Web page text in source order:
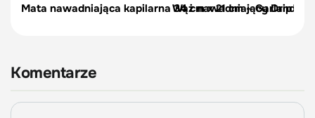
Mata nawadniająca kapilarna 34 cm x 21 cm – Garland
Wąż nawadniający Drip 1/
Komentarze